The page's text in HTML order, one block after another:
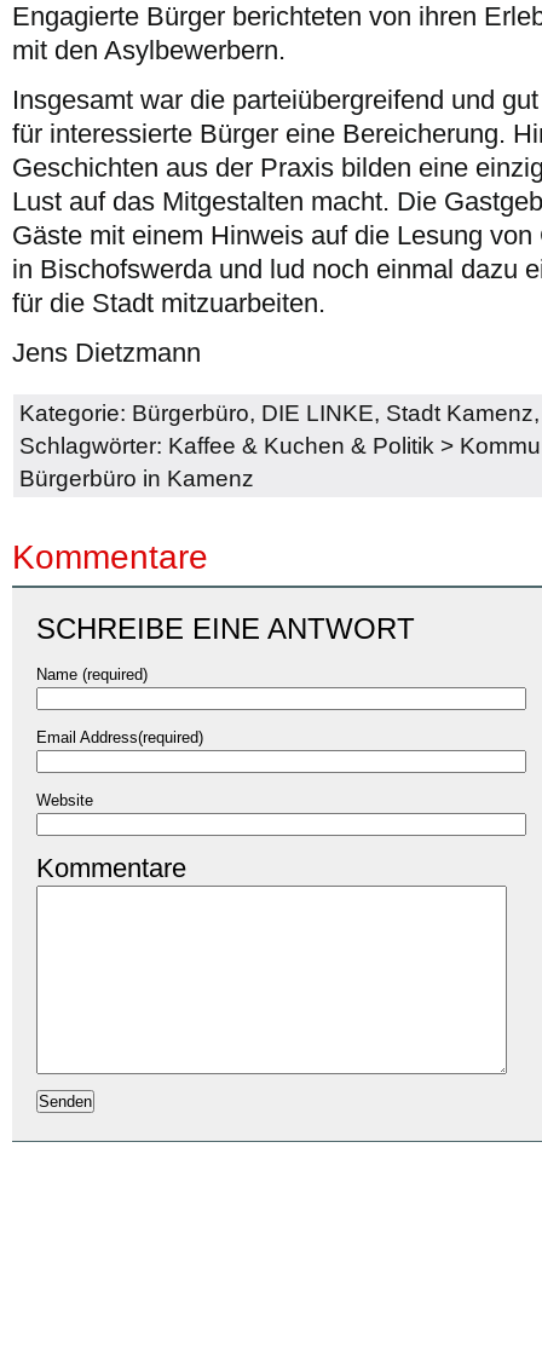
Engagierte Bürger berichteten von ihren
mit den Asylbewerbern.
Insgesamt war die parteiübergreifend und
für interessierte Bürger eine Bereicherung.
Geschichten aus der Praxis bilden eine
Lust auf das Mitgestalten macht. Die
Gäste mit einem Hinweis auf die Lesung
in Bischofswerda und lud noch einmal dazu
für die Stadt mitzuarbeiten.
Jens Dietzmann
Kategorie: Bürgerbüro, DIE LINKE, Stadt Kamenz
Schlagwörter: Kaffee & Kuchen & Politik >
Bürgerbüro in Kamenz
Kommentare
SCHREIBE EINE ANTWORT
Name (required)
Email Address(required)
Website
Kommentare